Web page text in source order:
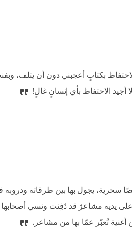
الاحتفاظ بكتابٍ أعجبني دون أن يتلف،
الاحتفاظ بأي إنسانٍ غالٍ!‏
يجول بها بين طرقاته ودروبه
يديه مشاعرٌ قد دُفِنت ونسي
أغنية تُعبّر عمّا بها من مشاعر.‏